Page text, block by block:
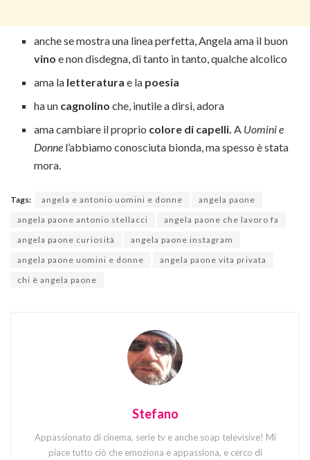
anche se mostra una linea perfetta, Angela ama il buon
vino e non disdegna, di tanto in tanto, qualche alcolico
ama la letteratura e la poesia
ha un cagnolino che, inutile a dirsi, adora
ama cambiare il proprio colore di capelli. A Uomini e
Donne l’abbiamo conosciuta bionda, ma spesso è stata
mora.
Tags: angela e antonio uomini e donne
angela paone
angela paone antonio stellacci
angela paone che lavoro fa
angela paone curiosità
angela paone instagram
angela paone uomini e donne
angela paone vita privata
chi è angela paone
Stefano
Appassionato di cinema, serie tv e anche soap televisive! Mi
piace tutto ciò che emoziona e appassiona, e cerco di